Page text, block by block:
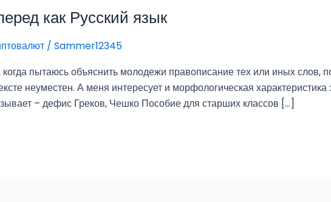
как Русский язык
/ Sammer12345
пытаюсь объяснить молодежи правописание тех или иных слов,
неуместен. А меня интересует и морфологическая характеристика
– дефис Греков, Чешко Пособие для старших классов […]